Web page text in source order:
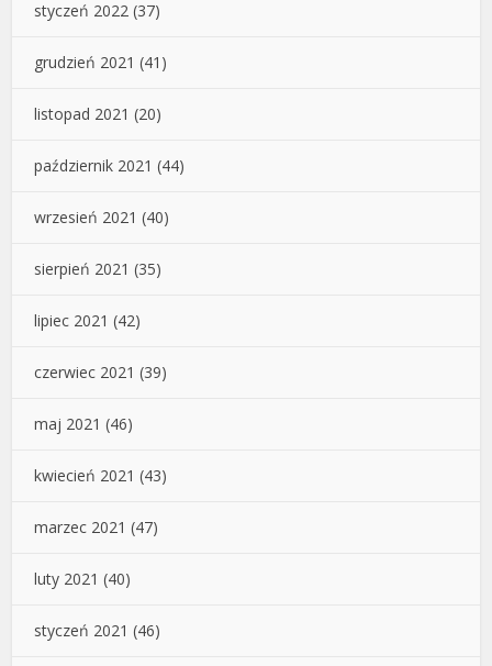
styczeń 2022 (37)
grudzień 2021 (41)
listopad 2021 (20)
październik 2021 (44)
wrzesień 2021 (40)
sierpień 2021 (35)
lipiec 2021 (42)
czerwiec 2021 (39)
maj 2021 (46)
kwiecień 2021 (43)
marzec 2021 (47)
luty 2021 (40)
styczeń 2021 (46)